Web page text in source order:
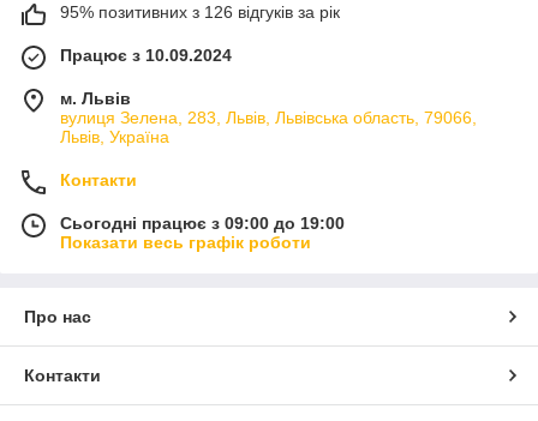
95% позитивних з 126 відгуків за рік
Працює з 10.09.2024
м. Львів
вулиця Зелена, 283, Львів, Львівська область, 79066,
Львів, Україна
Контакти
Сьогодні працює з 09:00 до 19:00
Показати весь графік роботи
Про нас
Контакти